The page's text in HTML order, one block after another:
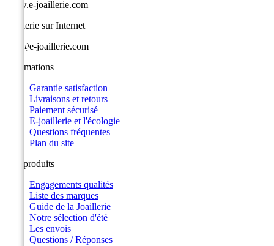
www.e-joaillerie.com
Joaillerie sur Internet
info@e-joaillerie.com
Informations
Garantie satisfaction
Livraisons et retours
Paiement sécurisé
E-joaillerie et l'écologie
Questions fréquentes
Plan du site
Nos produits
Engagements qualités
Liste des marques
Guide de la Joaillerie
Notre sélection d'été
Les envois
Questions / Réponses